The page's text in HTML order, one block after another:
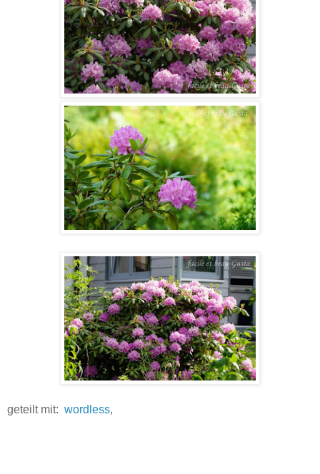
geteilt mit: wordless,